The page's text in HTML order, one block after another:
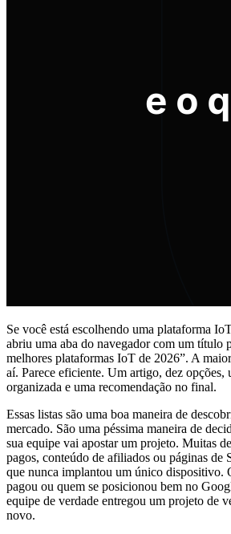
Se você está escolhendo uma plataforma
abriu uma aba do navegador com um título
melhores plataformas IoT de 2026”. A
aí. Parece eficiente. Um artigo, dez opções,
organizada e uma recomendação no final.
Essas listas são uma boa maneira de
mercado. São uma péssima maneira de
sua equipe vai apostar um projeto. Muitas
pagos, conteúdo de afiliados ou páginas de
que nunca implantou um único dispositivo.
pagou ou quem se posicionou bem no
equipe de verdade entregou um projeto de
novo.